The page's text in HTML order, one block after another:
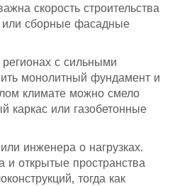
скорость строительства
сборные фасадные
с сильными
монолитный фундамент и
климате можно смело
каркас или газобетонные
инженера о нагрузках.
и открытые пространства
тогда как